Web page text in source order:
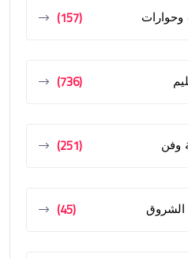
(157)
(736)
وفن (251)
الشروق (45)